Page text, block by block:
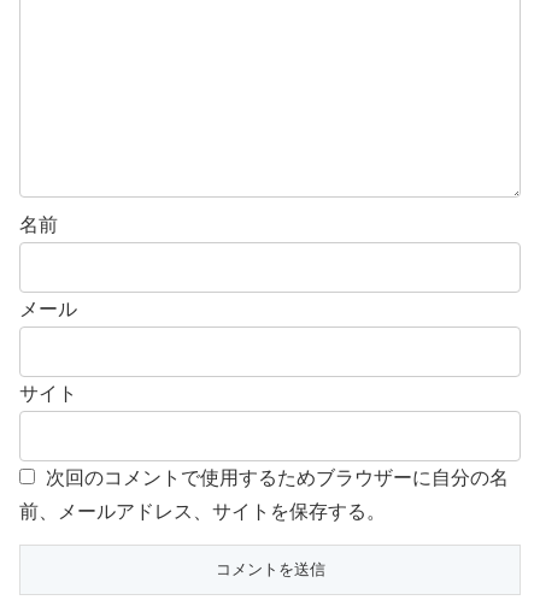
名前
メール
サイト
次回のコメントで使用するためブラウザーに自分の名
前、メールアドレス、サイトを保存する。